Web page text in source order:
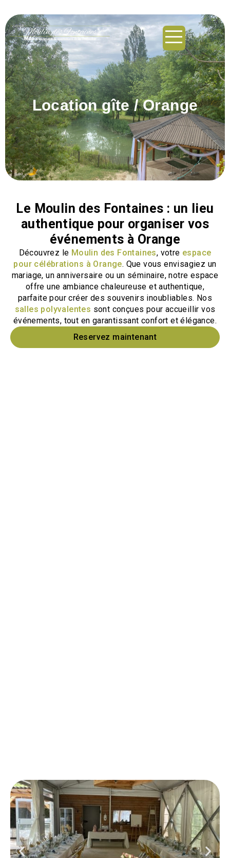
Location gîte / Orange
Le Moulin des Fontaines : un lieu
authentique pour organiser vos
événements à Orange
Découvrez le Moulin des Fontaines, votre espace
pour célébrations à Orange. Que vous envisagiez un
mariage, un anniversaire ou un séminaire, notre espace
offre une ambiance chaleureuse et authentique,
parfaite pour créer des souvenirs inoubliables. Nos
salles polyvalentes sont conçues pour accueillir vos
événements, tout en garantissant confort et élégance.
Reservez maintenant